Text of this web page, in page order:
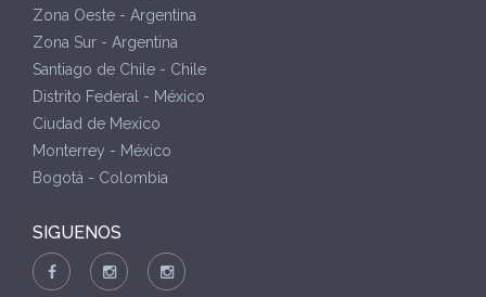
Zona Oeste - Argentina
Zona Sur - Argentina
Santiago de Chile - Chile
Distrito Federal - México
Ciudad de Mexico
Monterrey - México
Bogotá - Colombia
SIGUENOS